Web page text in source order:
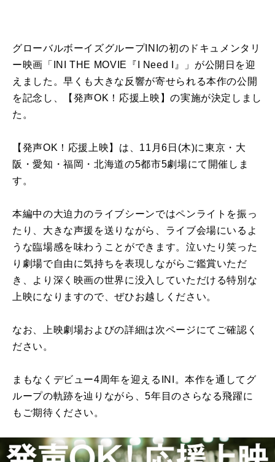
グローバルボーイズグループINIの初のドキュメンタリ
ー映画「INI THE MOVIE『I Need I』」が公開日を迎
えました。早くも大きな反響が寄せられる本作の公開
を記念し、【発声OK！応援上映】の実施が決定しまし
た。
【発声OK！応援上映】は、11月6日(木)に東京・大
阪・愛知・福岡・北海道の5都市5劇場にて開催しま
す。
本編中の大迫力のライブシーンではペンライトを振っ
たり、大きな声援を送りながら、ライブ会場にいるよ
うな臨場感を味わうことができます。泣いたり笑った
り劇場で自由に気持ちを表現しながらご鑑賞いただ
き、より深く映画の世界に没入していただける特別な
上映になりますので、ぜひお越しください。
なお、上映劇場およびの詳細は次ページにてご確認く
ださい。
まもなくデビュー4周年を迎えるINI。本作を通してグ
ループの軌跡を辿りながら、5年目のさらなる飛躍に
もご期待ください。